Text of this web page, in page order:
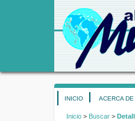
INICIO ACERCA DE
Inicio > Buscar >